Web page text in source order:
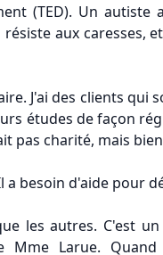
(TED). Un
aux caresses,
J'ai des clients qui
études de façon
charité, mais
besoin d'aide pour
les autres. C'est
Larue.